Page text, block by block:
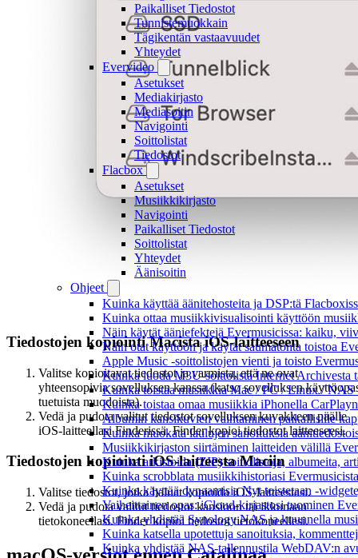
Paikalliset Tiedostot
Tunnistemuokkain
Tägikentän vastaavuudet
Yhteydet
Evervideo
Asetukset
Mediakirjasto
Mediasoitin
Navigointi
Soittolistat
Tiedostot
Flacbox
Asetukset
Musiikkikirjasto
Navigointi
Paikalliset Tiedostot
Soittolistat
Yhteydet
Äänisoitin
Ohjeet
Kuinka käyttää äänitehosteita ja DSP:tä
Kuinka ottaa musiikkivisualisointi käyttöön
Näin käytät ääniefektejä Evermusicissa: kaiku,
Näin otat käyttöön ja käytät saumatonta toistoa
Apple Music -soittolistojen vienti ja toisto
Kuinka luoda M3U-soittolista Internet Archivesta
Kuinka toistaa musiikkia Mac / PC / Linux /
Kuinka toistaa omaa musiikkia iPhonella
Albumin kansikuvien vaihtaminen paikallisille
Kuinka muokata laulujen sanoituksia
Musiikkikirjaston siirtäminen laitteiden välillä
Kuinka arkistoida (ZIP) soittolistoja, albumeita,
Kuinka scrobblata musiikkihistoriasi
Kuinka käyttää dynaamisia Nyt toistetaan -
Vaiheittainen opas: iCloud-kirjastosi tuominen
Kuinka yhdistää Synology NAS ja kuunnella
Kuinka katsella upotettuja sanoituksia,
Kuinka yhdistää NAS-tallennustila WebDAV:n
Tiedostojen kopiointi Macista iOS-laitteeseen
Valitse kopioitavat tiedostot ja varmista, että ne ovat
yhteensopivia sovelluksen kanssa (katso sovelluksen
tuetuista muodoista).
Vedä ja pudota valitut tiedostot sovelluksen kuvakkeen päälle
iOS-laitteellasi Finderissä. Finder kopioi tiedostot laitteeseesi.
Tiedostojen kopiointi iOS-laitteesta Maciin
Valitse tiedostot, jotka haluat kopioida iOS-laitteestasi.
Vedä ja pudota valitut tiedostot kansioon tai ikkunaan
tietokoneellasi. Finder kopioi tiedostot tietokoneellesi.